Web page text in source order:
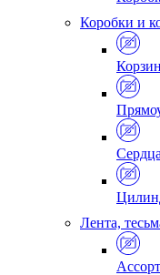
Коробки и
Сердца
Лента,